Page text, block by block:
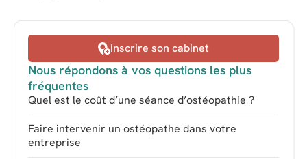
Inscrire son cabinet
Nous répondons à vos questions les plus
fréquentes
Quel est le coût d’une séance d’ostéopathie ?
Faire intervenir un ostéopathe dans votre
entreprise